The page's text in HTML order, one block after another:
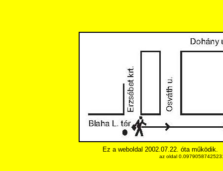
Ez a weboldal 2002.07.22. óta működik.
az oldal